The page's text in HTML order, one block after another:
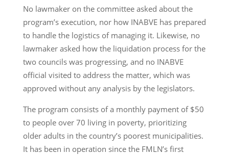
No lawmaker on the committee asked about the
program’s execution, nor how INABVE has prepared
to handle the logistics of managing it. Likewise, no
lawmaker asked how the liquidation process for the
two councils was progressing, and no INABVE
official visited to address the matter, which was
approved without any analysis by the legislators.
The program consists of a monthly payment of $50
to people over 70 living in poverty, prioritizing
older adults in the country’s poorest municipalities.
It has been in operation since the FMLN’s first